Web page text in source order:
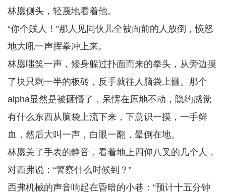
林愿侧头，轻蔑地看着他。
“你个贱人！”那人见同伙儿全被面前的人放倒，愤怒
地大吼一声挥拳冲上来。
林愿嗤笑一声，矮身躲过扑面而来的拳头，从旁边摸
了块只剩一半的板砖，反手就往人脑袋上砸。那个
alpha显然是被砸懵了，呆愣在原地不动，隐约感觉
有什么东西从脑袋上流下来，下意识一摸，一手鲜
血，然后大叫一声，白眼一翻，晕倒在地。
林愿关了手表的静音，看着地上四仰八叉的几个人，
对西弗说：“警察什么时候到？”
西弗机械的声音响起在昏暗的小巷：“预计十五分钟